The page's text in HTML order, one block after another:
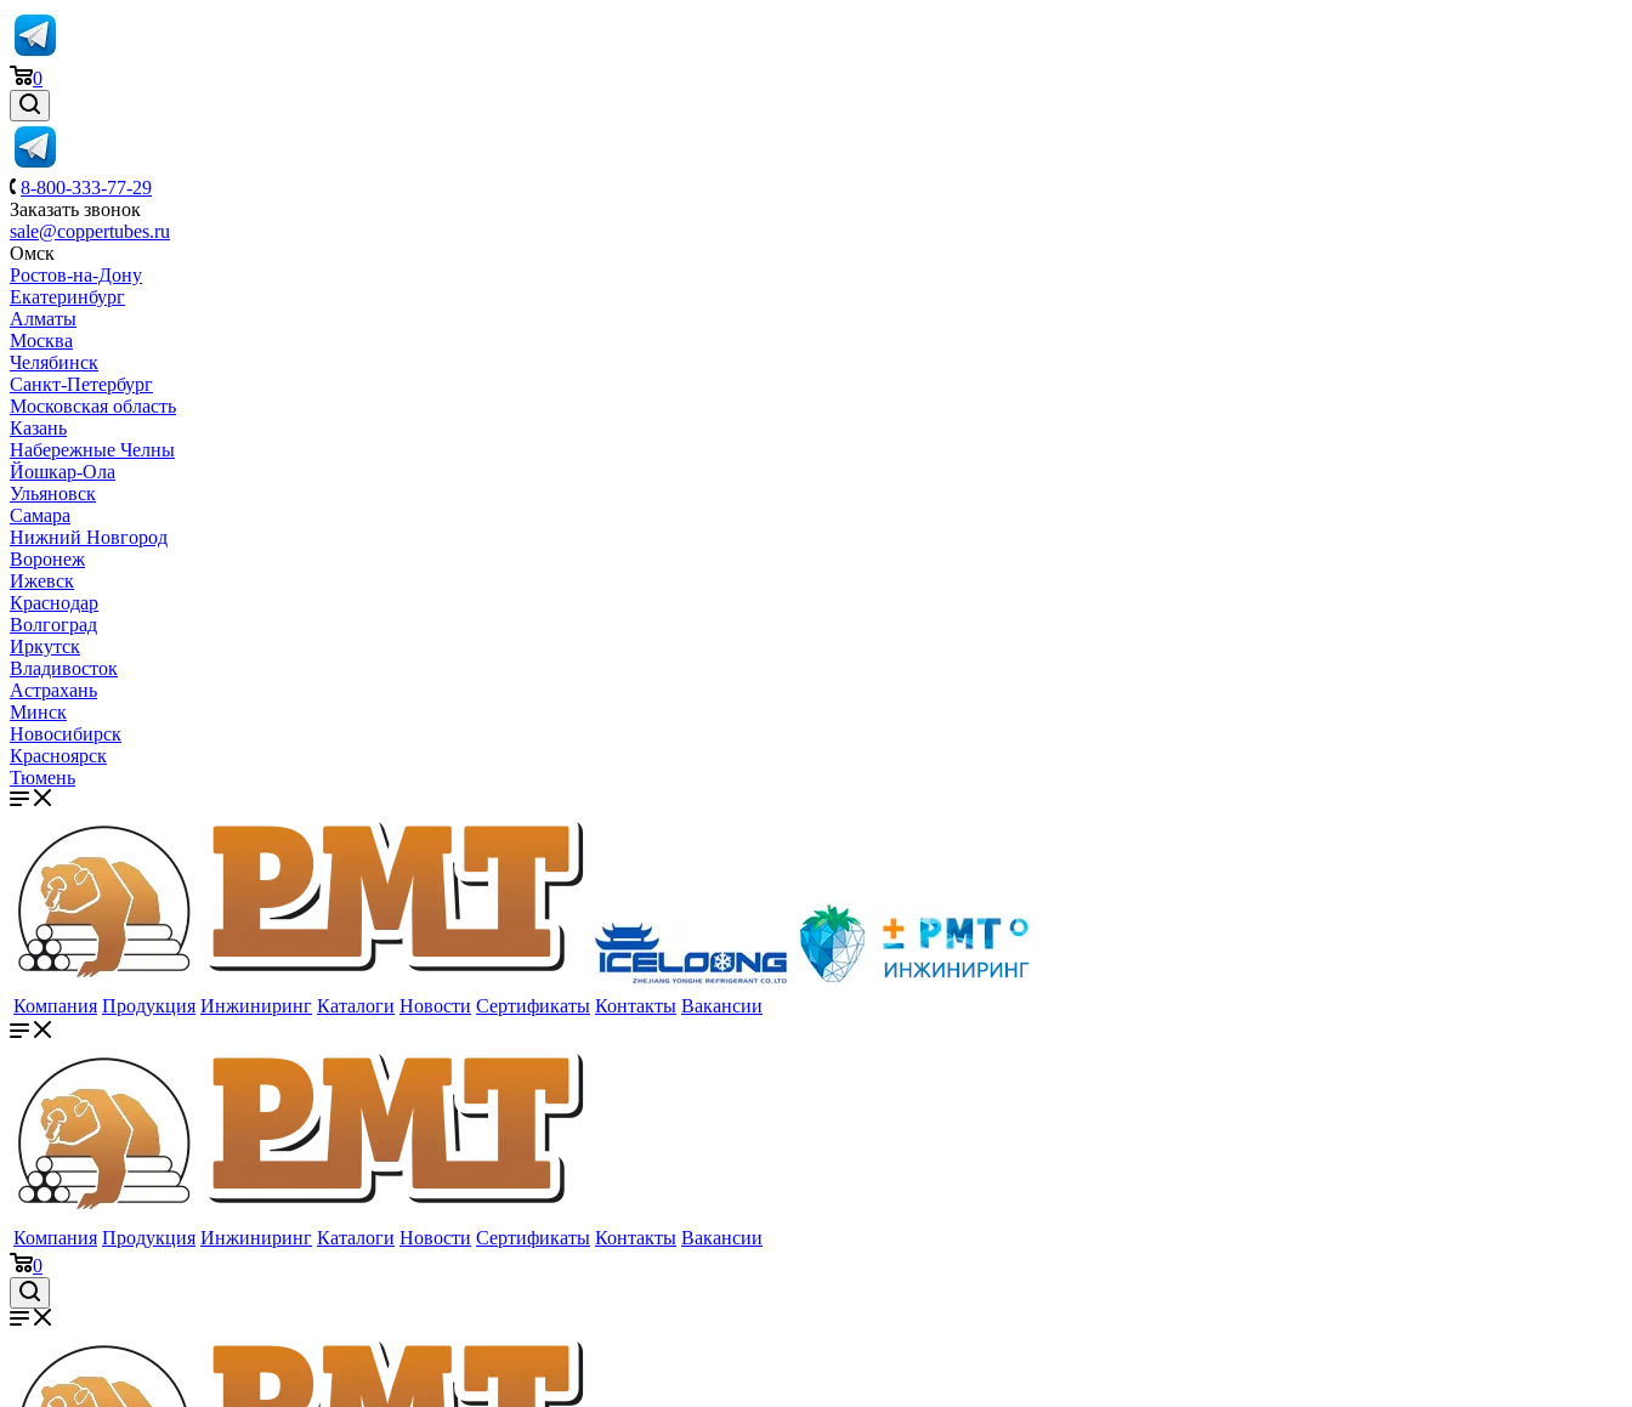
0
8-800-333-77-29
Заказать звонок
sale@coppertubes.ru
Омск
Ростов-на-Дону
Екатеринбург
Алматы
Москва
Челябинск
Санкт-Петербург
Московская область
Казань
Набережные Челны
Йошкар-Ола
Ульяновск
Самара
Нижний Новгород
Воронеж
Ижевск
Краснодар
Волгоград
Иркутск
Владивосток
Астрахань
Минск
Новосибирск
Красноярск
Тюмень
Компания Продукция Инжиниринг Каталоги Новости Сертификаты Контакты Вакансии
Компания Продукция Инжиниринг Каталоги Новости Сертификаты Контакты Вакансии
0